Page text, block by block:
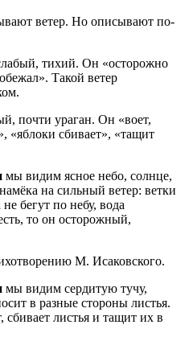
ветер. Но описывают по-
тихий. Он «осторожно
Такой ветер
почти ураган. Он «воет,
«яблоки сбивает», «тащит
мы видим ясное небо, солнце,
на сильный ветер: ветки
бегут по небу, вода
то он осторожный,
М. Исаковского.
мы видим сердитую тучу,
в разные стороны листья.
сбивает листья и тащит их в